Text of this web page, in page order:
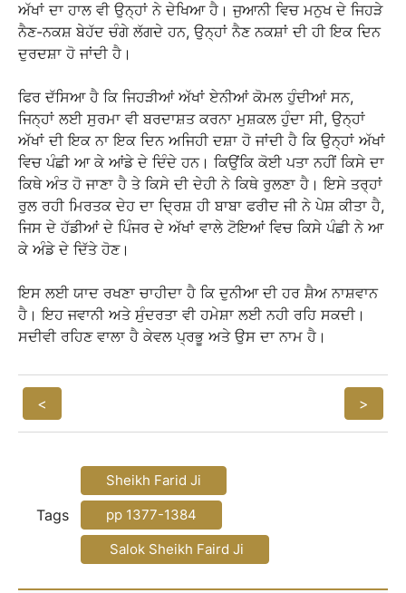
ਅੱਖਾਂ ਦਾ ਹਾਲ ਵੀ ਉਨ੍ਹਾਂ ਨੇ ਦੇਖਿਆ ਹੈ। ਜੁਆਨੀ ਵਿਚ ਮਨੁਖ ਦੇ ਜਿਹੜੇ
ਨੈਣ-ਨਕਸ਼ ਬੇਹੱਦ ਚੰਗੇ ਲੱਗਦੇ ਹਨ, ਉਨ੍ਹਾਂ ਨੈਣ ਨਕਸ਼ਾਂ ਦੀ ਹੀ ਇਕ ਦਿਨ
ਦੁਰਦਸ਼ਾ ਹੋ ਜਾਂਦੀ ਹੈ।
ਫਿਰ ਦੱਸਿਆ ਹੈ ਕਿ ਜਿਹੜੀਆਂ ਅੱਖਾਂ ਏਨੀਆਂ ਕੋਮਲ ਹੁੰਦੀਆਂ ਸਨ,
ਜਿਨ੍ਹਾਂ ਲਈ ਸੁਰਮਾ ਵੀ ਬਰਦਾਸ਼ਤ ਕਰਨਾ ਮੁਸ਼ਕਲ ਹੁੰਦਾ ਸੀ, ਉਨ੍ਹਾਂ
ਅੱਖਾਂ ਦੀ ਇਕ ਨਾ ਇਕ ਦਿਨ ਅਜਿਹੀ ਦਸ਼ਾ ਹੋ ਜਾਂਦੀ ਹੈ ਕਿ ਉਨ੍ਹਾਂ ਅੱਖਾਂ
ਵਿਚ ਪੰਛੀ ਆ ਕੇ ਆਂਡੇ ਦੇ ਦਿੰਦੇ ਹਨ। ਕਿਉਂਕਿ ਕੋਈ ਪਤਾ ਨਹੀਂ ਕਿਸੇ ਦਾ
ਕਿਥੇ ਅੰਤ ਹੋ ਜਾਣਾ ਹੈ ਤੇ ਕਿਸੇ ਦੀ ਦੇਹੀ ਨੇ ਕਿਥੇ ਰੁਲਣਾ ਹੈ। ਇਸੇ ਤਰ੍ਹਾਂ
ਰੁਲ ਰਹੀ ਮਿਰਤਕ ਦੇਹ ਦਾ ਦ੍ਰਿਸ਼ ਹੀ ਬਾਬਾ ਫਰੀਦ ਜੀ ਨੇ ਪੇਸ਼ ਕੀਤਾ ਹੈ,
ਜਿਸ ਦੇ ਹੱਡੀਆਂ ਦੇ ਪਿੰਜਰ ਦੇ ਅੱਖਾਂ ਵਾਲੇ ਟੋਇਆਂ ਵਿਚ ਕਿਸੇ ਪੰਛੀ ਨੇ ਆ
ਕੇ ਅੰਡੇ ਦੇ ਦਿੱਤੇ ਹੋਣ।
ਇਸ ਲਈ ਯਾਦ ਰਖਣਾ ਚਾਹੀਦਾ ਹੈ ਕਿ ਦੁਨੀਆ ਦੀ ਹਰ ਸ਼ੈਅ ਨਾਸ਼ਵਾਨ
ਹੈ। ਇਹ ਜਵਾਨੀ ਅਤੇ ਸੁੰਦਰਤਾ ਵੀ ਹਮੇਸ਼ਾ ਲਈ ਨਹੀ ਰਹਿ ਸਕਦੀ।
ਸਦੀਵੀ ਰਹਿਣ ਵਾਲਾ ਹੈ ਕੇਵਲ ਪ੍ਰਭੂ ਅਤੇ ਉਸ ਦਾ ਨਾਮ ਹੈ।
< >
Tags
Sheikh Farid Ji
pp 1377-1384
Salok Sheikh Faird Ji